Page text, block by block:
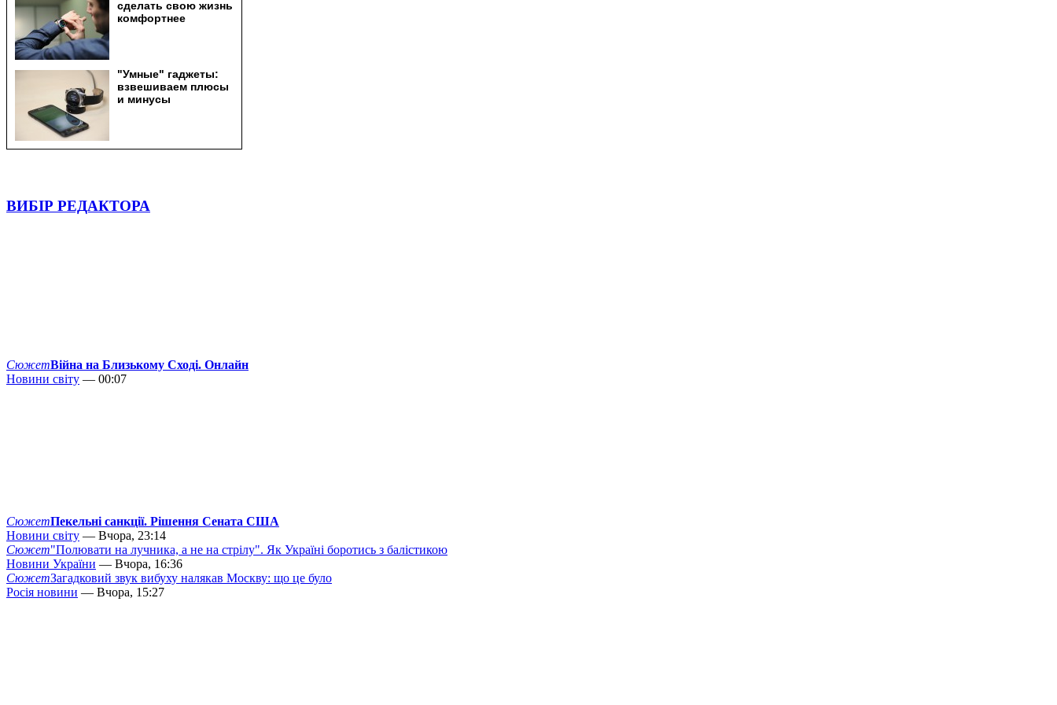
ВИБІР РЕДАКТОРА
СюжетВійна на Близькому Сході. Онлайн
Новини світу — 00:07
СюжетПекельні санкції. Рішення Сената США
Новини світу — Вчора, 23:14
Сюжет"Полювати на лучника, а не на стрілу". Як Україні боротись з балістикою
Новини України — Вчора, 16:36
СюжетЗагадковий звук вибуху налякав Москву: що це було
Росія новини — Вчора, 15:27